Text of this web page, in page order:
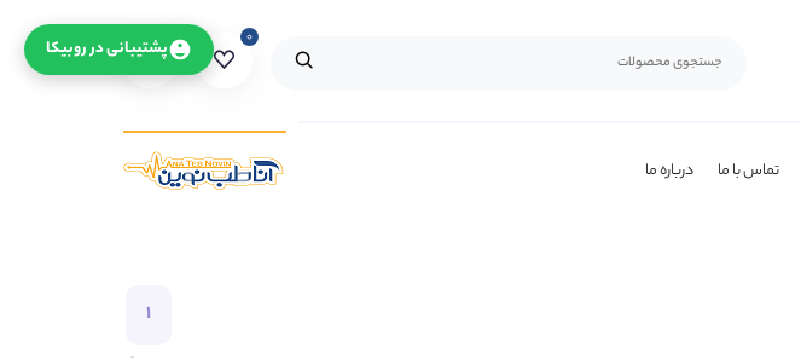
۰ ۰
تماس با ما درباره ما
۱
پشتیبانی در روبیکا